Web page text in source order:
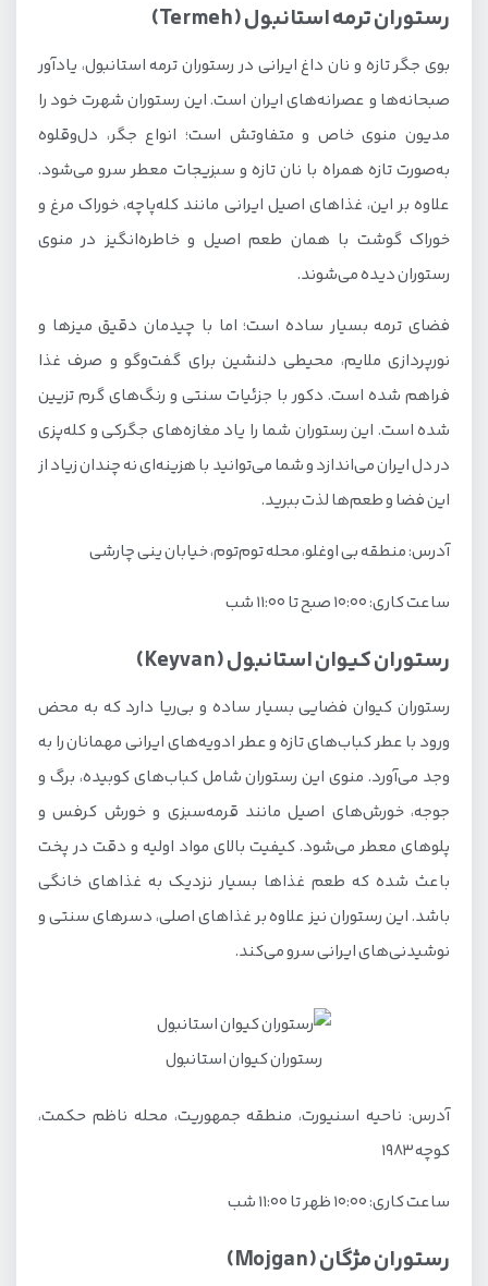
رستوران ترمه استانبول (Termeh)
بوی جگر تازه و نان داغ ایرانی در رستوران ترمه استانبول، یادآور
صبحانه‌ها و عصرانه‌های ایران است. این رستوران شهرت خود را
مدیون منوی خاص و متفاوتش است؛ انواع جگر، دل‌وقلوه
به‌صورت تازه همراه با نان تازه و سبزیجات معطر سرو می‌شود.
علاوه بر این، غذاهای اصیل ایرانی مانند کله‌پاچه، خوراک مرغ و
خوراک گوشت با همان طعم اصیل و خاطره‌انگیز در منوی
رستوران دیده می‌شوند.
فضای ترمه بسیار ساده است؛ اما با چیدمان دقیق میزها و
نورپردازی ملایم، محیطی دلنشین برای گفت‌وگو و صرف غذا
فراهم شده است. دکور با جزئیات سنتی و رنگ‌های گرم تزیین
شده است. این رستوران شما را یاد مغازه‌های جگرکی و کله‌پزی
در دل ایران می‌اندازد و شما می‌توانید با هزینه‌ای نه چندان زیاد از
این فضا و طعم‌ها لذت ببرید.
آدرس: منطقه بی اوغلو، محله توم‌توم، خیابان ینی چارشی
ساعت کاری: ۱۰:۰۰ صبح تا ۱۱:۰۰ شب
رستوران کیوان استانبول (Keyvan)
رستوران کیوان فضایی بسیار ساده و بی‌ریا دارد که به محض
ورود با عطر کباب‌های تازه و عطر ادویه‌های ایرانی مهمانان را به
وجد می‌آورد. منوی این رستوران شامل کباب‌های کوبیده، برگ و
جوجه، خورش‌های اصیل مانند قرمه‌سبزی و خورش کرفس و
پلوهای معطر می‌شود. کیفیت بالای مواد اولیه و دقت در پخت
باعث شده که طعم غذاها بسیار نزدیک به غذاهای خانگی
باشد. این رستوران نیز علاوه بر غذاهای اصلی، دسرهای سنتی و
نوشیدنی‌های ایرانی سرو می‌کند.
رستوران کیوان استانبول
آدرس: ناحیه اسنیورت، منطقه جمهوریت، محله ناظم حکمت،
کوچه ۱۹۸۳
ساعت کاری: ۱۰:۰۰ ظهر تا ۱۱:۰۰ شب
رستوران مژگان (Mojgan)